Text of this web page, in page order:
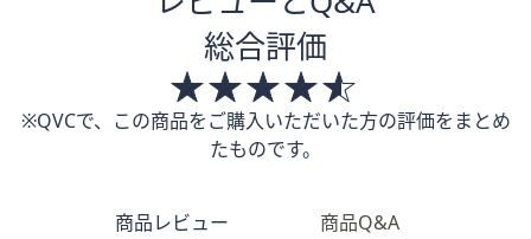
総合評価
※QVCで、この商品をご購入いただいた方の評価をまとめ
たものです。
商品レビュー 商品Q&A